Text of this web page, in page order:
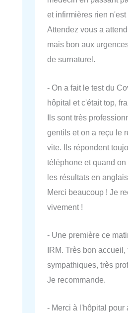
et infirmières rien n'est
Attendez vous a
mais bon aux
de surnaturel.
- On a fait le test du
hôpital et c'était top,
Ils sont très
gentils et on a reçu le
vite. Ils répondent
téléphone et quand on
les résultats en
Merci beaucoup ! Je
vivement !
- Une première ce
IRM. Très bon accueil,
sympathiques, très
Je recommande.
- Merci à l'hôpital pour